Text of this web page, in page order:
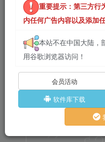
重要提示：第三方行
内任何广告内容以及添加
本站不在中国大陆，
用谷歌浏览器访问！
会员活动
软件库下载